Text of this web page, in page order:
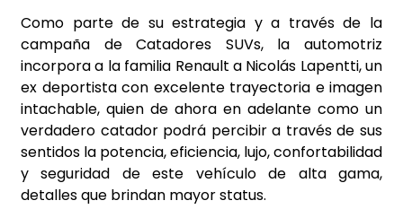
Como parte de su estrategia y a través de la
campaña de Catadores SUVs, la automotriz
incorpora a la familia Renault a Nicolás Lapentti, un
ex deportista con excelente trayectoria e imagen
intachable, quien de ahora en adelante como un
verdadero catador podrá percibir a través de sus
sentidos la potencia, eficiencia, lujo, confortabilidad
y seguridad de este vehículo de alta gama,
detalles que brindan mayor status.